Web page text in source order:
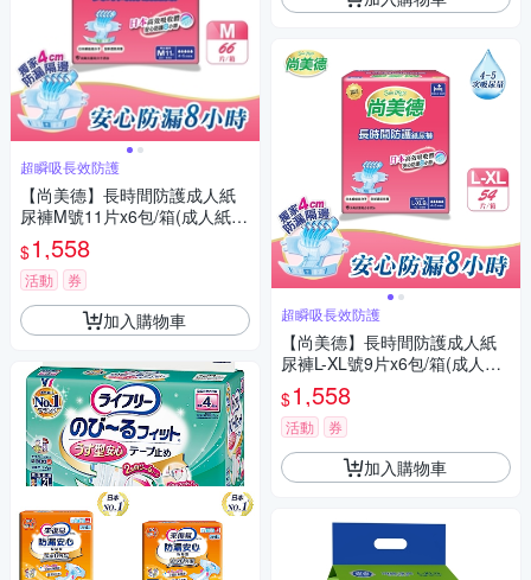
超瞬吸長效防護
【尚美德】長時間防護成人紙
尿褲M號11片x6包/箱(成人紙尿
褲 黏貼式 夜用)
$1,558
活動 券
加入購物車 超瞬吸長效防護
【尚美德】長時間防護成人紙
尿褲L-XL號9片x6包/箱(成人紙
尿褲 黏貼式 夜用)
$1,558
活動 券
加入購物車